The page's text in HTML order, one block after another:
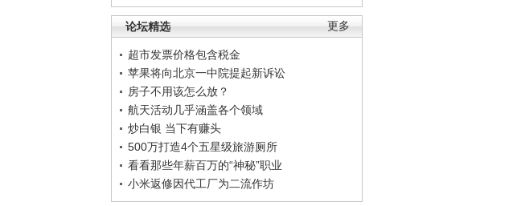
更多
论坛精选
超市发票价格包含税金
苹果将向北京一中院提起新诉讼
房子不用该怎么放？
航天活动几乎涵盖各个领域
炒白银 当下有赚头
500万打造4个五星级旅游厕所
看看那些年薪百万的“神秘”职业
小米返修因代工厂为二流作坊